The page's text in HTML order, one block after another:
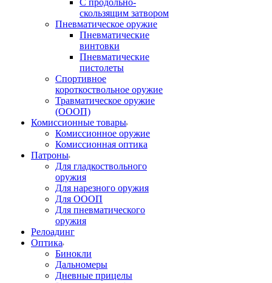
С продольно-
скользящим затвором
Пневматическое оружие
Пневматические
винтовки
Пневматические
пистолеты
Спортивное
короткоствольное оружие
Травматическое оружие
(ОООП)
Комиссионные товары
Комиссионное оружие
Комиссионная оптика
Патроны
Для гладкоствольного
оружия
Для нарезного оружия
Для ОООП
Для пневматического
оружия
Релоадинг
Оптика
Бинокли
Дальномеры
Дневные прицелы